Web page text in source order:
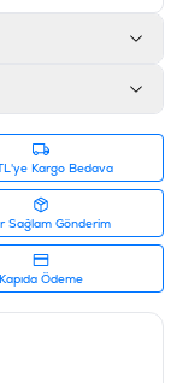
Kargo Bedava
Sağlam Gönderim
Kapıda Ödeme